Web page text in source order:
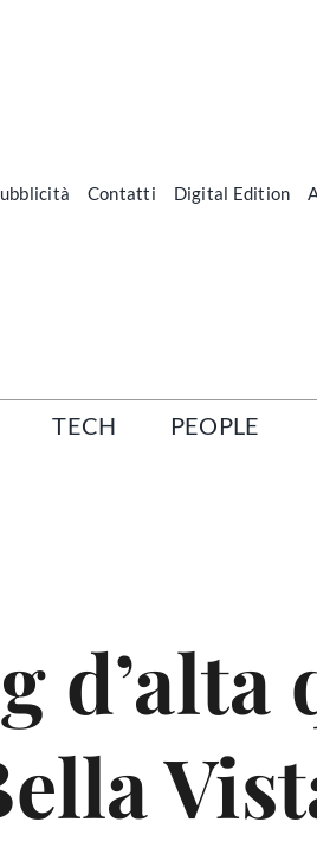
Contatti Digital Edition
TECH
PEOPLE
d’alta